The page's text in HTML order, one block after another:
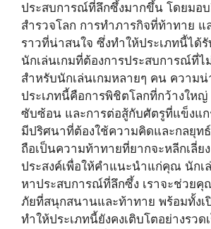
ประสบการณ์ที่ลึกซึ้งมากขึ้น โดยมอบ
สำรวจโลก การทำภารกิจที่ท้าทาย แ
ราวที่น่าสนใจ ซึ่งทำให้ประเภทนี้ได้
นักเล่นเกมที่ต้องการประสบการณ์ที่ไ
สำหรับนักเล่นเกมหลายๆ คน ความ
ประเภทนี้คือการพิชิตโลกที่กว้างใหญ่
ซับซ้อน และการต่อสู้กับศัตรูที่แข็งแก
มีปริศนาที่ต้องใช้ความคิดและกลยุท
ถือเป็นความท้าทายที่ยากจะหลีกเลี่
ประสงค์เพื่อให้คำแนะนำแก่คุณ นักเ
หาประสบการณ์ที่ลึกซึ้ง เราจะช่วย
ภัยที่สนุกสนานและท้าทาย พร้อมทั้งเ
ทำให้ประเภทนี้ยังคงเติบโตอย่างรวด